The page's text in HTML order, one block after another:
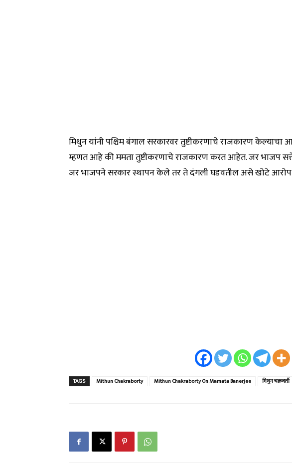
मिथुन यांनी पश्चिम बंगाल सरकारवर तुष्टीकरणाचे राजकारण केल्याचा
म्हणत आहे की ममता तुष्टीकरणाचे राजकारण करत आहेत. जर भाजप
जर भाजपने सरकार स्थापन केले तर ते दंगली घडवतील असे खोटे
TAGS Mithun Chakraborty Mithun Chakraborty On Mamata Banerjee मिथुन चक्रवर्ती